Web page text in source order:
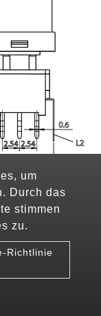
um
Durch das
stimmen
zu.
Richtlinie